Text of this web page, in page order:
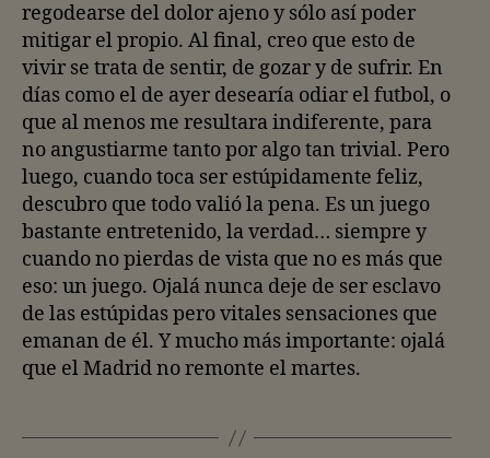
regodearse del dolor ajeno y sólo así poder
mitigar el propio. Al final, creo que esto de
vivir se trata de sentir, de gozar y de sufrir. En
días como el de ayer desearía odiar el futbol, o
que al menos me resultara indiferente, para
no angustiarme tanto por algo tan trivial. Pero
luego, cuando toca ser estúpidamente feliz,
descubro que todo valió la pena. Es un juego
bastante entretenido, la verdad… siempre y
cuando no pierdas de vista que no es más que
eso: un juego. Ojalá nunca deje de ser esclavo
de las estúpidas pero vitales sensaciones que
emanan de él. Y mucho más importante: ojalá
que el Madrid no remonte el martes.